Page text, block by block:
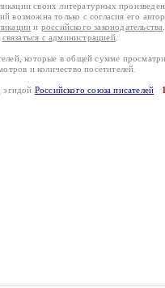
своих литературных
возможна только с согласия его
и российского законодательства
связаться с администрацией.
которые в общей сумме
и количество посетителей.
Российского союза писателей